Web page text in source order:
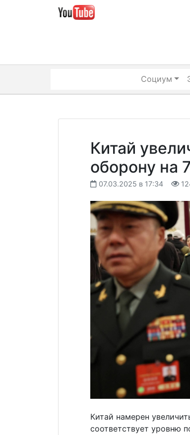
Социум
Китай
оборону на
07.03.2025 в 17:34
Китай намерен
соответствует уровню